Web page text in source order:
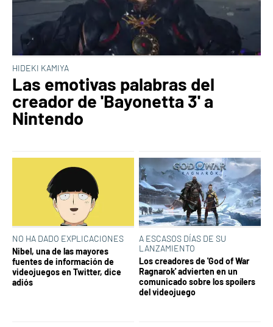
HIDEKI KAMIYA
Las emotivas palabras del
creador de 'Bayonetta 3' a
Nintendo
NO HA DADO EXPLICACIONES
Nibel, una de las mayores
fuentes de información de
videojuegos en Twitter, dice
adiós
A ESCASOS DÍAS DE SU
LANZAMIENTO
Los creadores de 'God of War
Ragnarok' advierten en un
comunicado sobre los spoílers
del videojuego